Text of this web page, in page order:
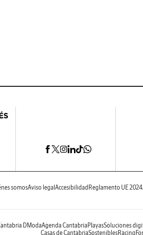
somosAviso legal Accesibilidad Reglamento UE
DModaAgenda Cantabria PlayasSoluciones
Casas de CantabriaSosteniblesRacing